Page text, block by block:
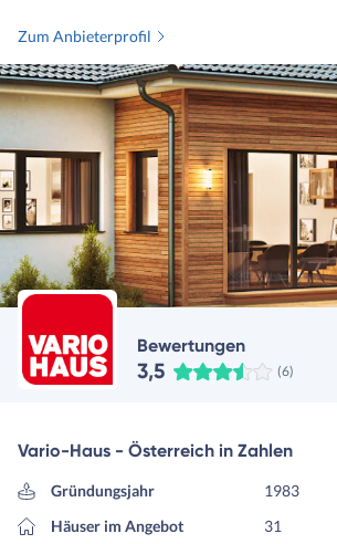
Zum Anbieterprofil
Bewertungen
3,5 (6)
Vario-Haus - Österreich in Zahlen
Gründungsjahr
1983
Häuser im Angebot
31